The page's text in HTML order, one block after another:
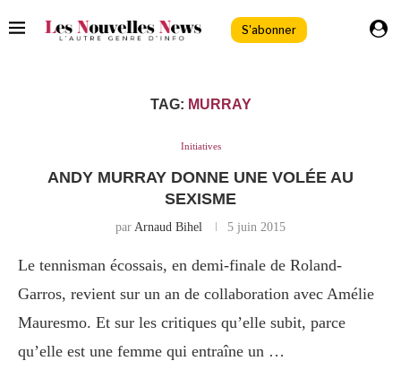
S'abonner
TAG: MURRAY
Initiatives
ANDY MURRAY DONNE UNE VOLÉE AU
SEXISME
par Arnaud Bihel 5 juin 2015
Le tennisman écossais, en demi-finale de Roland-
Garros, revient sur un an de collaboration avec Amélie
Mauresmo. Et sur les critiques qu’elle subit, parce
qu’elle est une femme qui entraîne un …